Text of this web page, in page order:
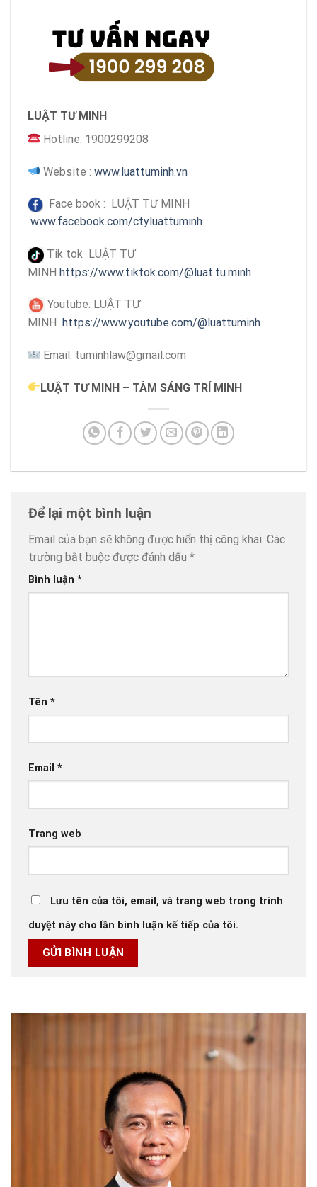
LUẬT TƯ MINH
Hotline: 1900299208
Website :www.luattuminh.vn
Face book : LUẬT TƯ MINH
www.facebook.com/ctyluattuminh
Tik tok LUẬT TƯ
MINH https://www.tiktok.com/@luat.tu.minh
Youtube: LUẬT TƯ
MINH https://www.youtube.com/@luattuminh
Email: tuminhlaw@gmail.com
LUẬT TƯ MINH – TÂM SÁNG TRÍ MINH
Để lại một bình luận
Email của bạn sẽ không được hiển thị công khai. Các
trường bắt buộc được đánh dấu *
Bình luận *
Tên *
Email *
Trang web
Lưu tên của tôi, email, và trang web trong trình
duyệt này cho lần bình luận kế tiếp của tôi.